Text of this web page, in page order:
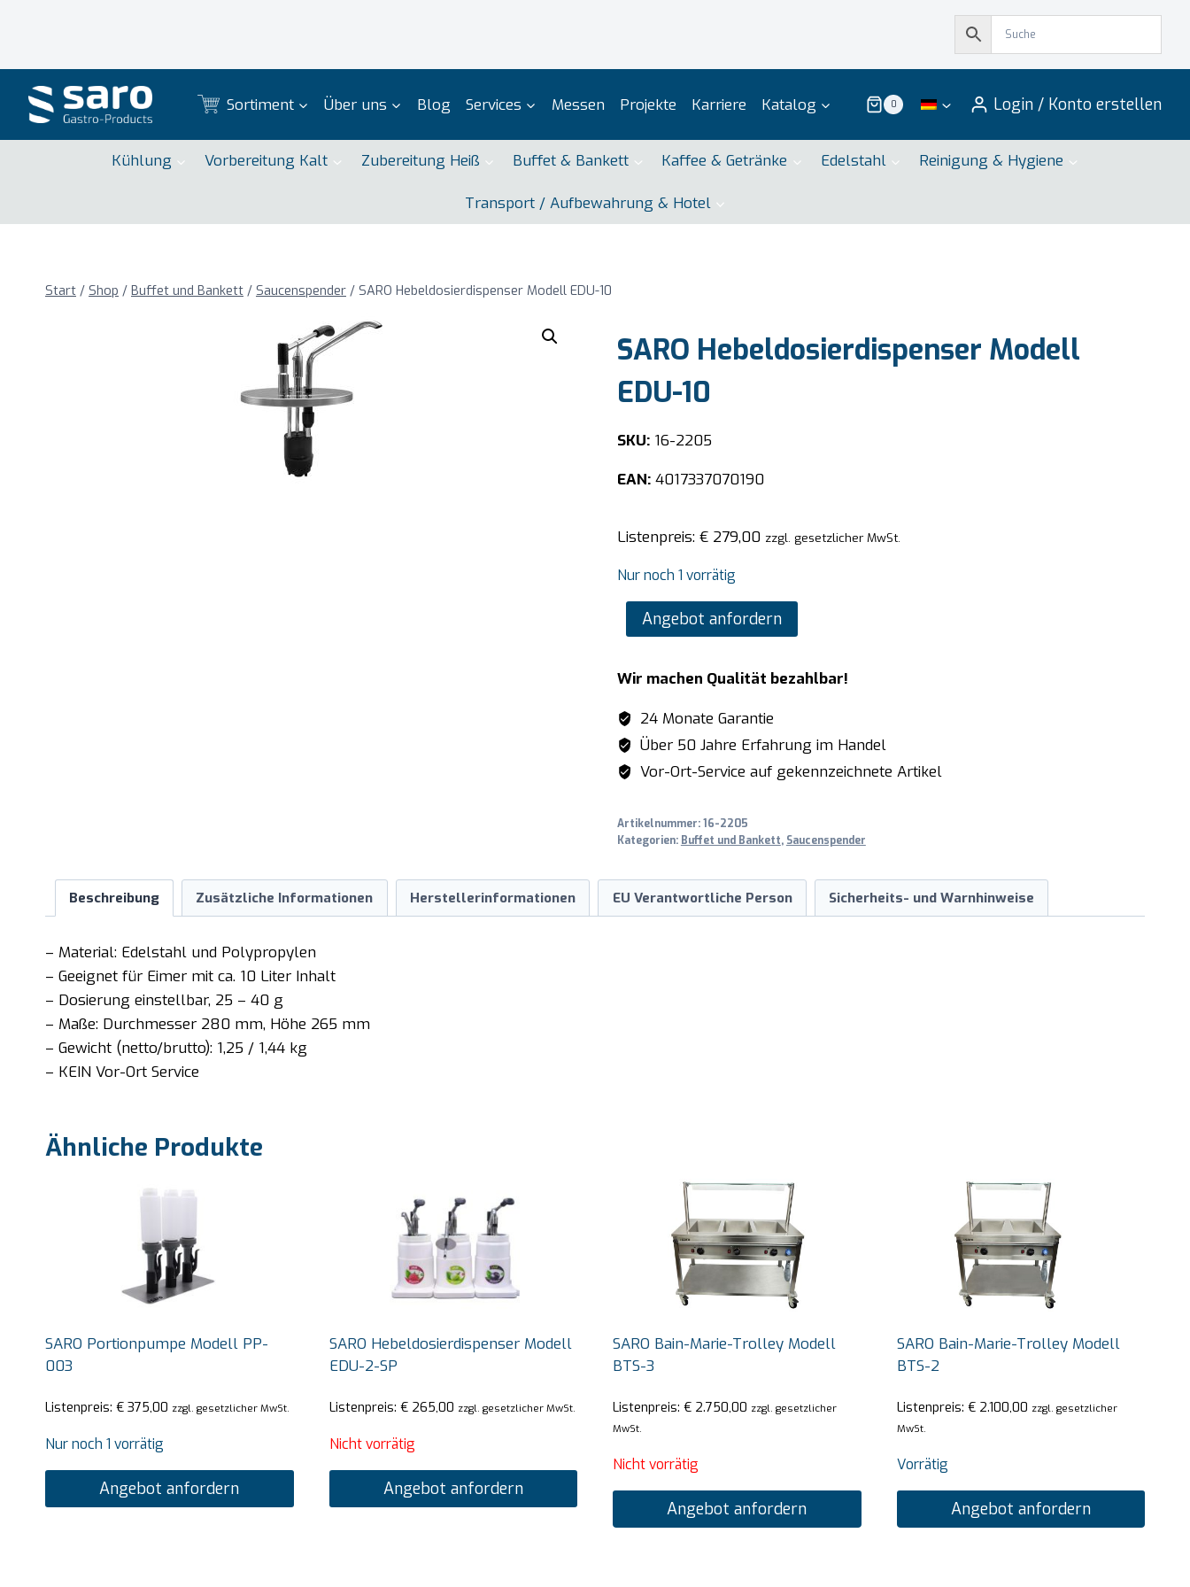
Sortiment Über uns Blog Services Messen Projekte Karriere Katalog 0 Login / Konto erstellen
Kühlung Vorbereitung Kalt Zubereitung Heiß Buffet & Bankett Kaffee & Getränke Edelstahl Reinigung & Hygiene
Transport / Aufbewahrung & Hotel
Start / Shop / Buffet und Bankett / Saucenspender / SARO Hebeldosierdispenser Modell EDU-10
SARO Hebeldosierdispenser Modell
EDU-10
SKU:16-2205
EAN:4017337070190
Listenpreis: €279,00 zzgl. gesetzlicher MwSt.
Nur noch 1 vorrätig
SARO
Hebeldosierdispenser
EDU-
10
Menge
Angebot anfordern
Wir machen Qualität bezahlbar!
24 Monate Garantie
Über 50 Jahre Erfahrung im Handel
Vor-Ort-Service auf gekennzeichnete Artikel
Artikelnummer:16-2205
Kategorien: Buffet und Bankett, Saucenspender
Beschreibung Zusätzliche Informationen Herstellerinformationen EU Verantwortliche Person Sicherheits- und Warnhinweise
– Material: Edelstahl und Polypropylen
– Geeignet für Eimer mit ca. 10 Liter Inhalt
– Dosierung einstellbar, 25 – 40 g
– Maße: Durchmesser 280 mm, Höhe 265 mm
– Gewicht (netto/brutto): 1,25 / 1,44 kg
– KEIN Vor-Ort Service
Ähnliche Produkte
SARO Portionpumpe Modell PP-
003
Listenpreis: € 375,00 zzgl. gesetzlicher MwSt.
Nur noch 1 vorrätig
Angebot anfordern
SARO Hebeldosierdispenser Modell
EDU-2-SP
Listenpreis: €265,00 zzgl. gesetzlicher MwSt.
Nicht vorrätig
Angebot anfordern
SARO Bain-Marie-Trolley Modell
BTS-3
Listenpreis: € 2.750,00 zzgl. gesetzlicher
MwSt.
Nicht vorrätig
Angebot anfordern
SARO Bain-Marie-Trolley Modell
BTS-2
Listenpreis: €2.100,00 zzgl. gesetzlicher
MwSt.
Vorrätig
Angebot anfordern